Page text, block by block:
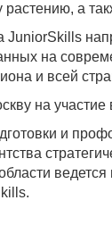
а
на
и всей
на
и